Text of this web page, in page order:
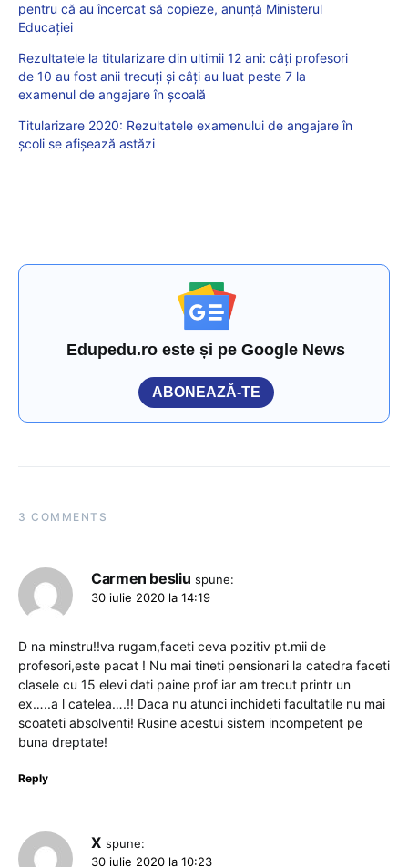
pentru că au încercat să copieze, anunță Ministerul
Educației
Rezultatele la titularizare din ultimii 12 ani: câți profesori
de 10 au fost anii trecuți și câți au luat peste 7 la
examenul de angajare în școală
Titularizare 2020: Rezultatele examenului de angajare în
școli se afișează astăzi
Edupedu.ro este și pe Google News
ABONEAZĂ-TE
3 COMMENTS
Carmen besliu spune:
30 iulie 2020 la 14:19
D na minstru!!va rugam,faceti ceva pozitiv pt.mii de
profesori,este pacat ! Nu mai tineti pensionari la catedra faceti
clasele cu 15 elevi dati paine prof iar am trecut printr un
ex…..a l catelea….!! Daca nu atunci inchideti facultatile nu mai
scoateti absolventi! Rusine acestui sistem incompetent pe
buna dreptate!
Reply
X spune:
30 iulie 2020 la 10:23